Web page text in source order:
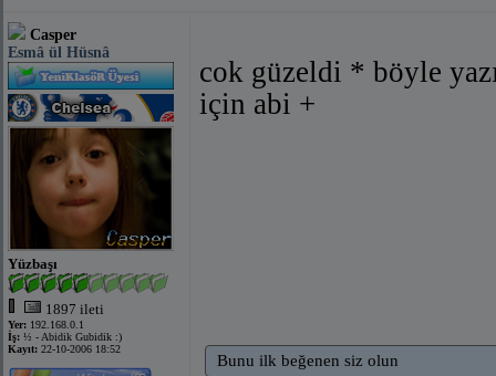
Casper
Esmâ ül Hüsnâ
Yüzbaşı
1897 ileti
Yer: 192.168.0.1
İş: ½ - Abidik Gubidik :)
Kayıt: 22-10-2006 18:52
cok güzeldi * böyle
için abi +
Bunu ilk beğenen siz olun